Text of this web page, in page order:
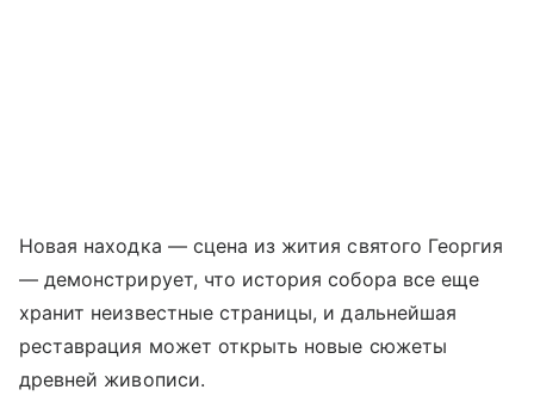
Новая находка — сцена из жития святого Георгия
— демонстрирует, что история собора все еще
хранит неизвестные страницы, и дальнейшая
реставрация может открыть новые сюжеты
древней живописи.